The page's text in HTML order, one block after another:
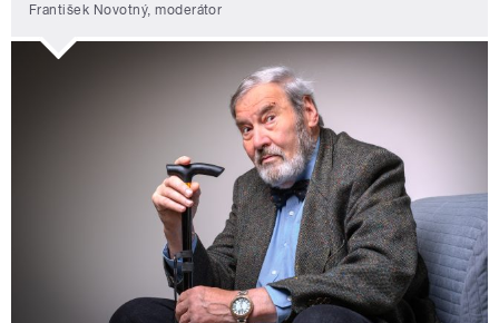
František Novotný, moderátor